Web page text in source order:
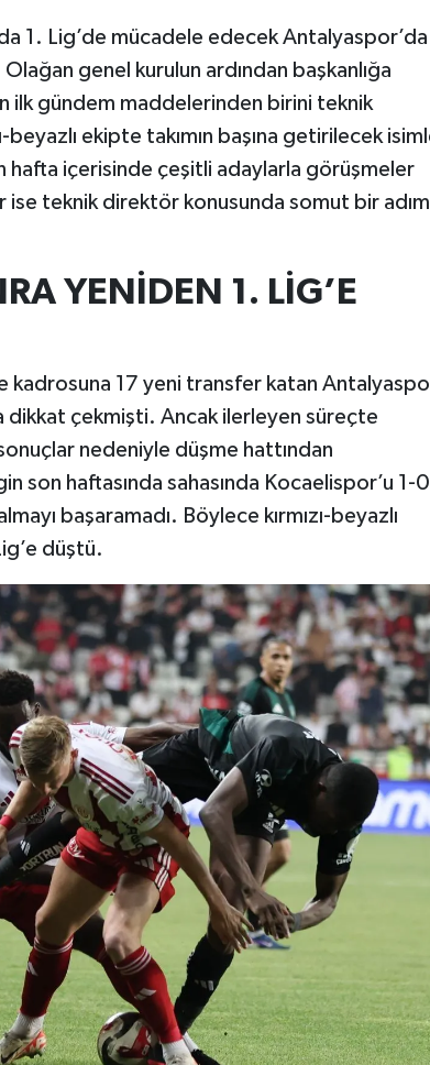
1. Lig’de mücadele edecek Antalyaspor’da
genel kurulun ardından başkanlığa
ilk gündem maddelerinden birini teknik
ekipte takımın başına getirilecek
hafta içerisinde çeşitli adaylarla görüşmeler
teknik direktör konusunda somut bir adım
YENİDEN 1. LİG’E
kadrosuna 17 yeni transfer katan
dikkat çekmişti. Ancak ilerleyen süreçte
nedeniyle düşme hattından
son haftasında sahasında Kocaelispor’u 1-0
başaramadı. Böylece kırmızı-beyazlı
düştü.